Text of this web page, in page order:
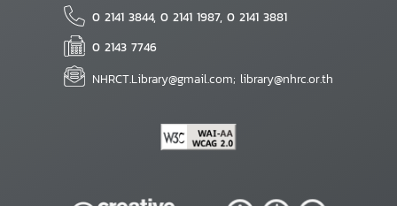
0 2141 3844, 0 2141 1987, 0 2141 3881
0 2143 7746
NHRCT.Library@gmail.com; library@nhrc.or.th